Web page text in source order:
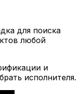
для поиска
любой
и
исполнителя.